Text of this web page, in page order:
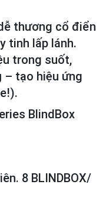
thương cổ điển
tinh lấp lánh.
trong suốt,
– tạo hiệu ứng
BlindBox
8 BLINDBOX/